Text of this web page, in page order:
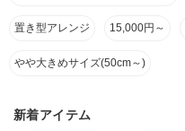
置き型アレンジ 15,000円～
やや大きめサイズ(50cm～)
新着アイテム